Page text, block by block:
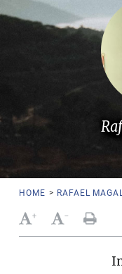
POETAS
HOME > RAFAEL
+ -